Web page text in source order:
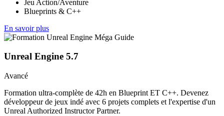
Jeu Action/Aventure
Blueprints & C++
En savoir plus
Unreal Engine 5.7
Avancé
Formation ultra-complète de 42h en Blueprint ET C++. Devenez
développeur de jeux indé avec 6 projets complets et l'expertise d'un
Unreal Authorized Instructor Partner.